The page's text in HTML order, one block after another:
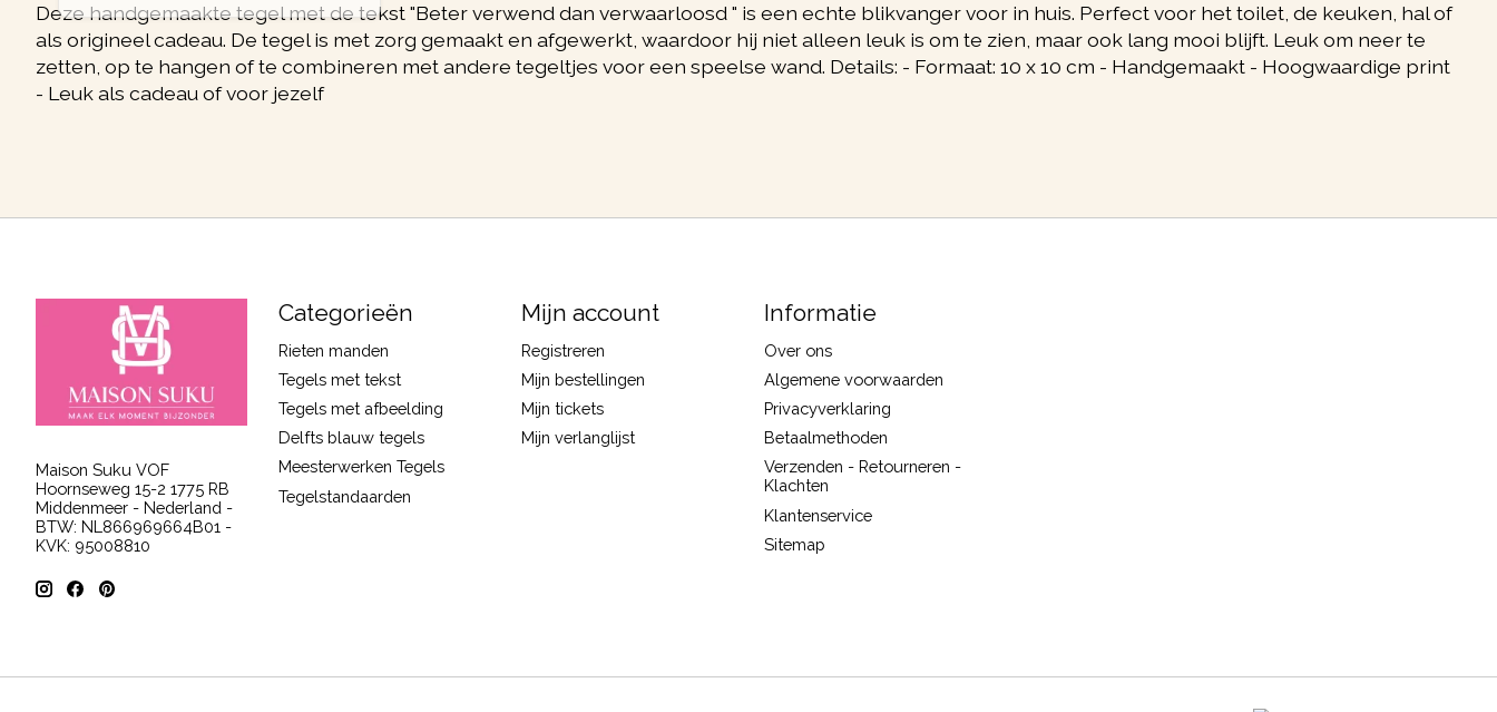
Deze handgemaakte tegel met de tekst "Beter verwend dan verwaarloosd " is een echte blikvanger voor in huis. Perfect voor het toilet, de keuken, hal of
als origineel cadeau. De tegel is met zorg gemaakt en afgewerkt, waardoor hij niet alleen leuk is om te zien, maar ook lang mooi blijft. Leuk om neer te
zetten, op te hangen of te combineren met andere tegeltjes voor een speelse wand. Details: - Formaat: 10 x 10 cm - Handgemaakt - Hoogwaardige print
- Leuk als cadeau of voor jezelf
Maison Suku VOF
Hoornseweg 15-2 1775 RB
Middenmeer - Nederland -
BTW: NL866969664B01 -
KVK: 95008810
Categorieën
Rieten manden
Tegels met tekst
Tegels met afbeelding
Delfts blauw tegels
Meesterwerken Tegels
Tegelstandaarden
Mijn account
Registreren
Mijn bestellingen
Mijn tickets
Mijn verlanglijst
Informatie
Over ons
Algemene voorwaarden
Privacyverklaring
Betaalmethoden
Verzenden - Retourneren -
Klachten
Klantenservice
Sitemap